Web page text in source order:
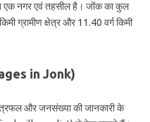
एक नगर एवं तहसील है। जोंक का कुल
ग्रामीण क्षेत्र और 11.40 वर्ग किमी
in Jonk)
और जनसंख्या की जानकारी के